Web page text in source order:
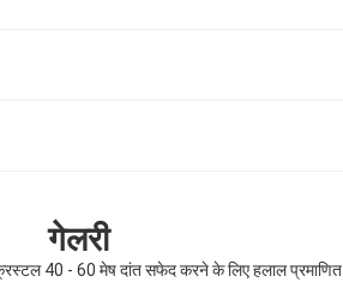
गेलरी
40 - 60 मेष दांत सफेद करने के लिए हलाल प्रमाणित